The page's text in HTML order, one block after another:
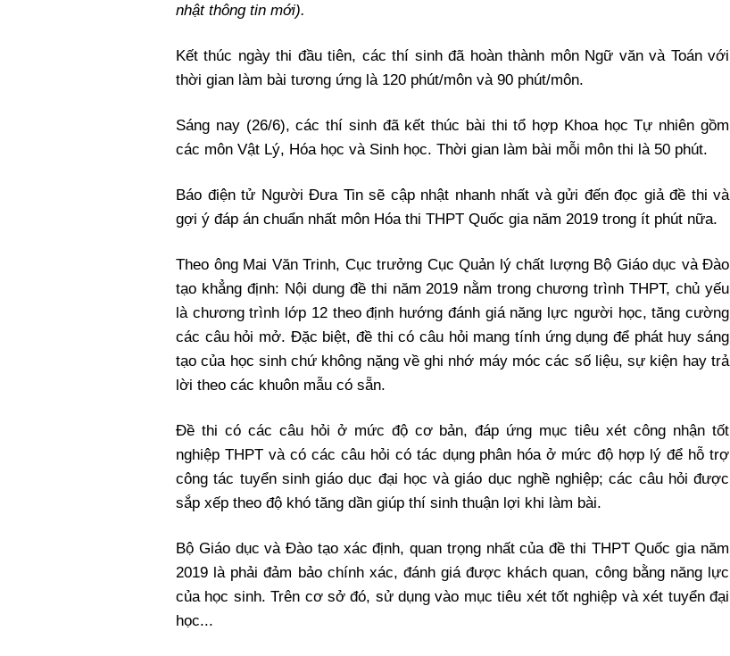
nhật thông tin mới).
Kết thúc ngày thi đầu tiên, các thí sinh đã hoàn thành môn Ngữ văn và Toán với
thời gian làm bài tương ứng là 120 phút/môn và 90 phút/môn.
Sáng nay (26/6), các thí sinh đã kết thúc bài thi tổ hợp Khoa học Tự nhiên gồm
các môn Vật Lý, Hóa học và Sinh học. Thời gian làm bài mỗi môn thi là 50 phút.
Báo điện tử Người Đưa Tin sẽ cập nhật nhanh nhất và gửi đến đọc giả đề thi và
gợi ý đáp án chuẩn nhất môn Hóa thi THPT Quốc gia năm 2019 trong ít phút nữa.
Theo ông Mai Văn Trinh, Cục trưởng Cục Quản lý chất lượng Bộ Giáo dục và Đào
tạo khẳng định: Nội dung đề thi năm 2019 nằm trong chương trình THPT, chủ yếu
là chương trình lớp 12 theo định hướng đánh giá năng lực người học, tăng cường
các câu hỏi mở. Đặc biệt, đề thi có câu hỏi mang tính ứng dụng để phát huy sáng
tạo của học sinh chứ không nặng về ghi nhớ máy móc các số liệu, sự kiện hay trả
lời theo các khuôn mẫu có sẵn.
Đề thi có các câu hỏi ở mức độ cơ bản, đáp ứng mục tiêu xét công nhận tốt
nghiệp THPT và có các câu hỏi có tác dụng phân hóa ở mức độ hợp lý để hỗ trợ
công tác tuyển sinh giáo dục đại học và giáo dục nghề nghiệp; các câu hỏi được
sắp xếp theo độ khó tăng dần giúp thí sinh thuận lợi khi làm bài.
Bộ Giáo dục và Đào tạo xác định, quan trọng nhất của đề thi THPT Quốc gia năm
2019 là phải đảm bảo chính xác, đánh giá được khách quan, công bằng năng lực
của học sinh. Trên cơ sở đó, sử dụng vào mục tiêu xét tốt nghiệp và xét tuyển đại
học...